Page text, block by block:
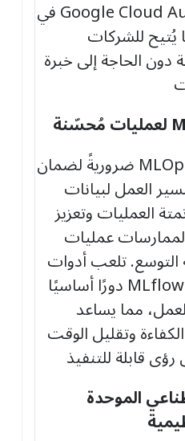
مثل H2O.ai و Google Cloud AutoML في
يُتيح للشركات
دون الحاجة إلى خبرة
لعمليات مُحسّنة
ستكون DataOps و MLOps ضروريةً لضمان
العمل لبيانات
العمليات وتعزيز
عمليات
تلعب أدوات
مثل DataKitchen و MLflow دورًا أساسيًا
مما يساعد
وتقليل الوقت
قابلة للتنفيذ
الموحدة